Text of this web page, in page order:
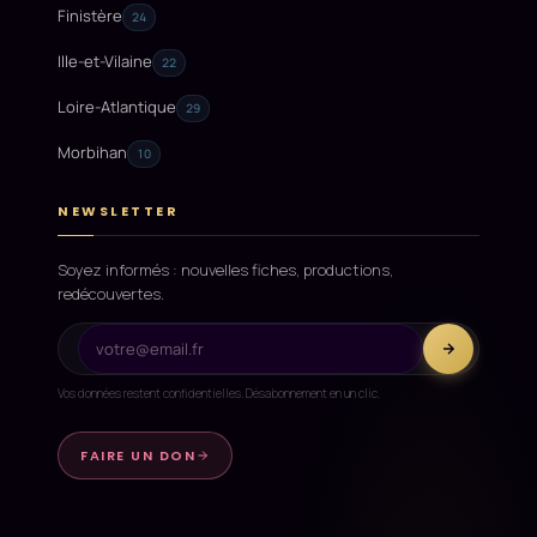
Finistère 24
Ille-et-Vilaine 22
Loire-Atlantique 29
Morbihan 10
NEWSLETTER
Soyez informés : nouvelles fiches, productions,
redécouvertes.
Vos données restent confidentielles. Désabonnement en un clic.
FAIRE UN DON